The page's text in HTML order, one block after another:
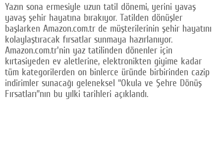
Yazın sona ermesiyle uzun tatil dönemi, yerini yavaş
yavaş şehir hayatına bırakıyor. Tatilden dönüşler
başlarken Amazon.com.tr de müşterilerinin şehir hayatını
kolaylaştıracak fırsatlar sunmaya hazırlanıyor.
Amazon.com.tr'nin yaz tatilinden dönenler için
kırtasiyeden ev aletlerine, elektronikten giyime kadar
tüm kategorilerden on binlerce üründe birbirinden cazip
indirimler sunacağı geleneksel “Okula ve Şehre Dönüş
Fırsatları”nın bu yılki tarihleri açıklandı.